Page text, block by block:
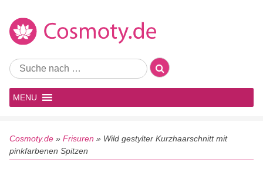
MENU
Cosmoty.de » Frisuren » Wild gestylter Kurzhaarschnitt mit
pinkfarbenen Spitzen